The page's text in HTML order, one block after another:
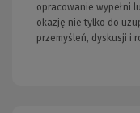
opracowanie wypełni
okazję nie tylko do
przemyśleń, dyskusji i